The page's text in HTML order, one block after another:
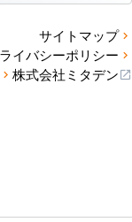
サイトマップ
イバシーポリシー
株式会社ミタデン